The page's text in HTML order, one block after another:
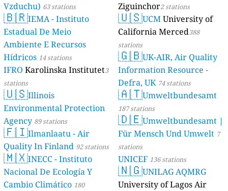
Vzduchu) 63 stations
🇧🇷IEMA - Instituto
Estadual De Meio
Ambiente E Recursos
Hídricos 14 stations
IFRO Karolinska Institutet3
stations
🇺🇸Illinois
Environmental Protection
Agency 89 stations
🇫🇮Ilmanlaatu - Air
Quality In Finland 92 stations
🇲🇽INECC - Instituto
Nacional De Ecología Y
Cambio Climático 180
Ziguinchor2 stations
🇺🇸UCMUniversity of
California Merced388
stations
🇬🇧UK-AIR, Air Quality
Information Resource -
Defra, UK 74 stations
🇦🇹Umweltbundesamt
187 stations
🇩🇪Umweltbundesamt |
Für Mensch Und Umwelt 7
stations
UNICEF 136 stations
🇳🇬UNILAG AQMRG
University of Lagos Air